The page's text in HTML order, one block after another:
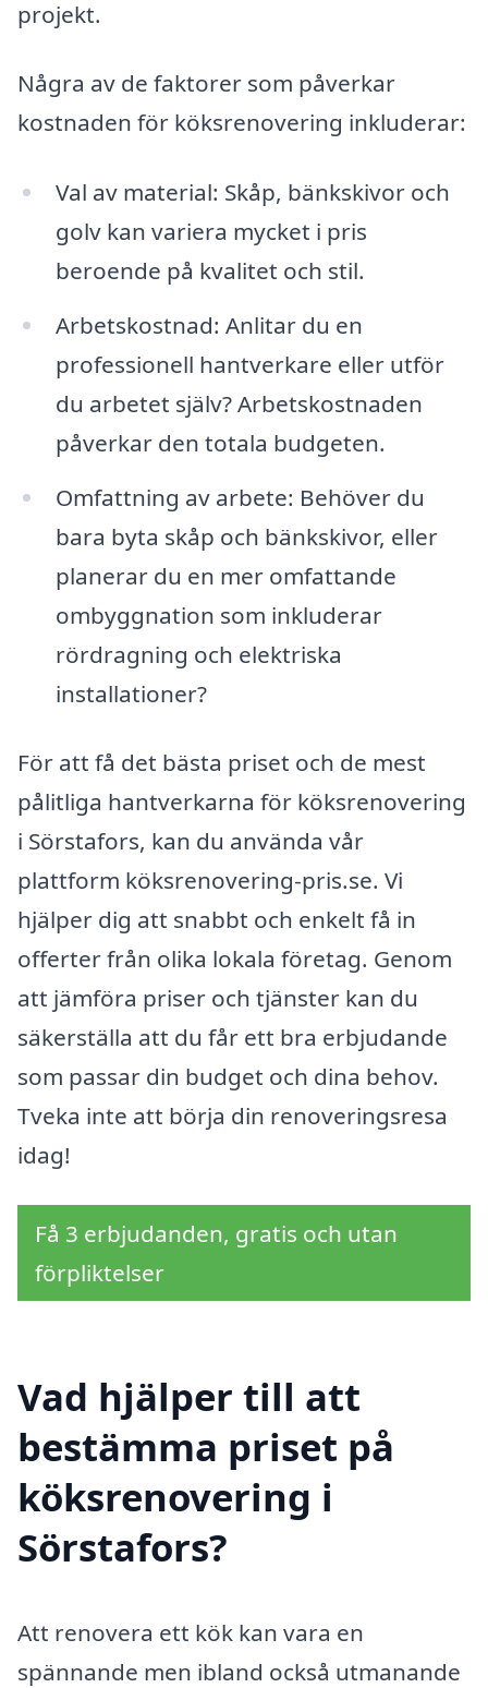
projekt.
Några av de faktorer som påverkar
kostnaden för köksrenovering inkluderar:
Val av material: Skåp, bänkskivor och
golv kan variera mycket i pris
beroende på kvalitet och stil.
Arbetskostnad: Anlitar du en
professionell hantverkare eller utför
du arbetet själv? Arbetskostnaden
påverkar den totala budgeten.
Omfattning av arbete: Behöver du
bara byta skåp och bänkskivor, eller
planerar du en mer omfattande
ombyggnation som inkluderar
rördragning och elektriska
installationer?
För att få det bästa priset och de mest
pålitliga hantverkarna för köksrenovering
i Sörstafors, kan du använda vår
plattform köksrenovering-pris.se. Vi
hjälper dig att snabbt och enkelt få in
offerter från olika lokala företag. Genom
att jämföra priser och tjänster kan du
säkerställa att du får ett bra erbjudande
som passar din budget och dina behov.
Tveka inte att börja din renoveringsresa
idag!
Få 3 erbjudanden, gratis och utan
förpliktelser
Vad hjälper till att
bestämma priset på
köksrenovering i
Sörstafors?
Att renovera ett kök kan vara en
spännande men ibland också utmanande